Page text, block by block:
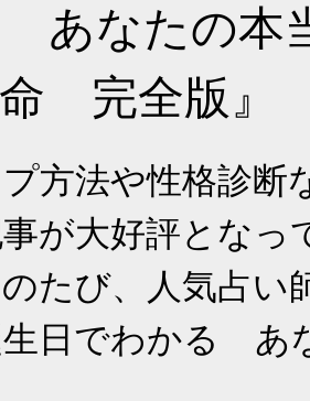
あなたの本
完全版』
方法や性格診断
が大好評となっ
たび、人気占い
生日でわかる あ